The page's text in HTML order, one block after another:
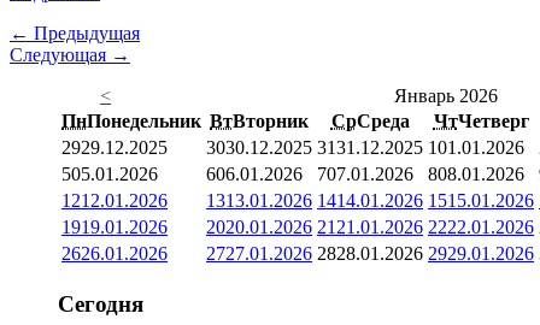
← Предыдущая
Следующая →
<
Январь 2026
ПнПонедельник ВтВторник СрСреда ЧтЧетверг
2929.12.2025 3030.12.2025 3131.12.2025 101.01.2026
505.01.2026 606.01.2026 707.01.2026 808.01.2026
1212.01.2026 1313.01.2026 1414.01.2026 1515.01.2026
1919.01.2026 2020.01.2026 21 21.01.2026 2222.01.2026
2626.01.2026 2727.01.2026 2828.01.2026 2929.01.2026
Сегодня